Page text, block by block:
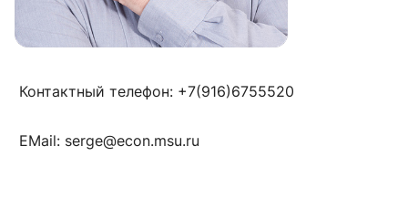
Контактный телефон: +7(916)6755520
EMail: serge@econ.msu.ru